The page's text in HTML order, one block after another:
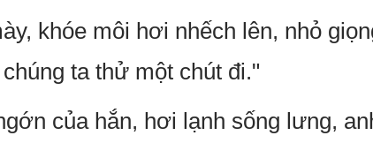
khóe môi hơi nhếch lên, nhỏ
ta thử một chút đi."
của hắn, hơi lạnh sống lưng,